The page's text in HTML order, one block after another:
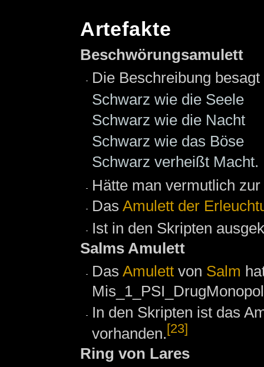
Artefakte
Beschwörungsamulett
Die Beschreibung
Schwarz wie die Seele
Schwarz wie die Nacht
Schwarz wie das Böse
Schwarz verheißt Macht.
Hätte man vermutlich zur
Das Amulett der
Ist in den Skripten
Salms Amulett
Das Amulett von Salm
In den Skripten ist das
vorhanden.[23]
Ring von Lares